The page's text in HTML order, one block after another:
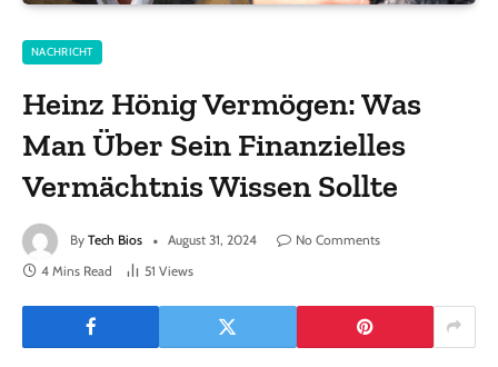
NACHRICHT
Heinz Hönig Vermögen: Was
Man Über Sein Finanzielles
Vermächtnis Wissen Sollte
By Tech Bios August 31, 2024
No Comments
4 Mins Read
51 Views